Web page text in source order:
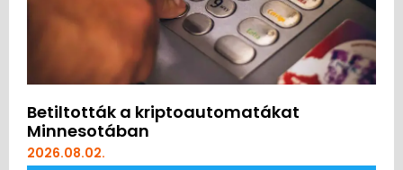
Betiltották a kriptoautomatákat
Minnesotában
2026.08.02.